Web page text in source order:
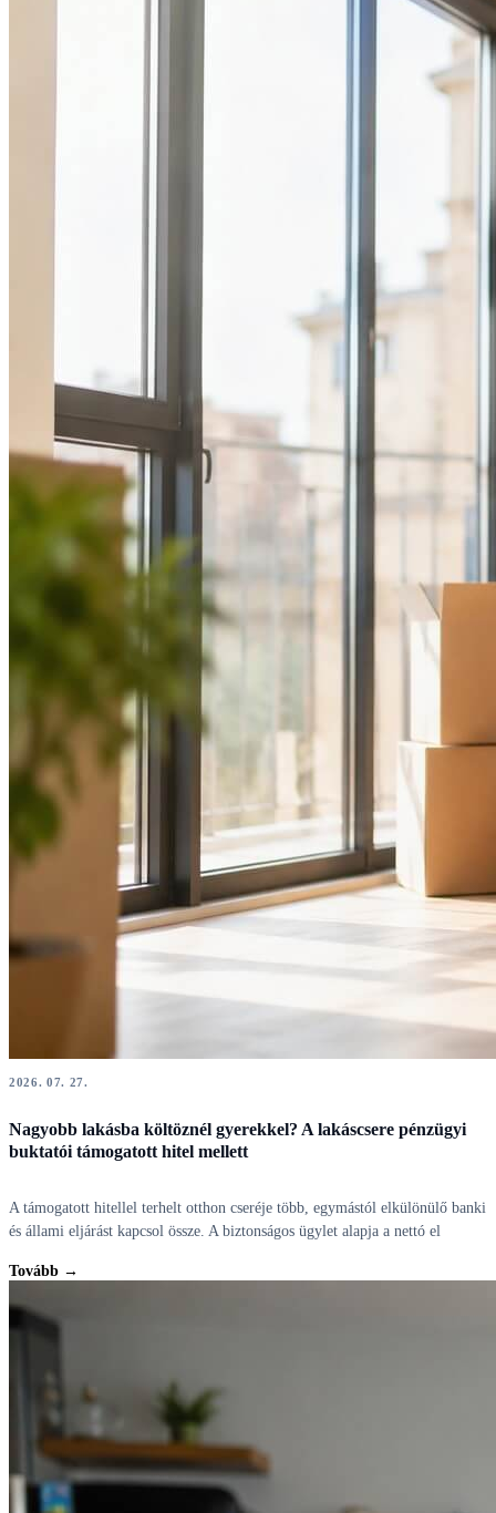
2026. 07. 27.
Nagyobb lakásba költöznél gyerekkel? A lakáscsere pénzügyi
buktatói támogatott hitel mellett
A támogatott hitellel terhelt otthon cseréje több, egymástól elkülönülő banki
és állami eljárást kapcsol össze. A biztonságos ügylet alapja a nettó el
Tovább →